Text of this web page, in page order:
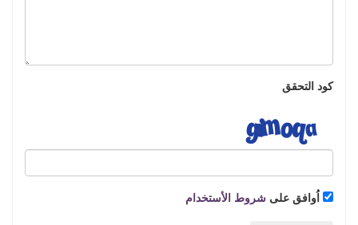
كود التحقق
اُوافق على شروط الأستخدام